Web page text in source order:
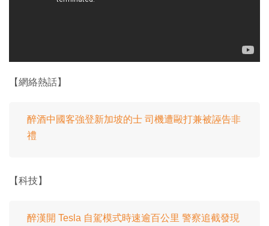
【網絡熱話】
醉酒中國客強登新加坡的士 司機遭毆打兼被誣告非
禮
【科技】
醉漢開 Tesla 自駕模式時速逾百公里 警察追截發現